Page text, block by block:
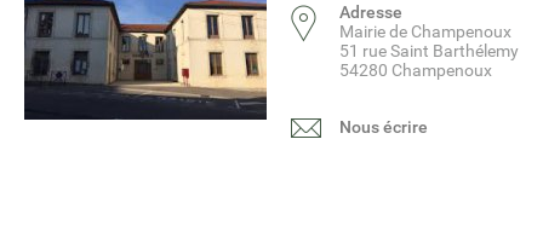
Adresse
Mairie de Champenoux
51 rue Saint Barthélemy
54280 Champenoux
Nous écrire